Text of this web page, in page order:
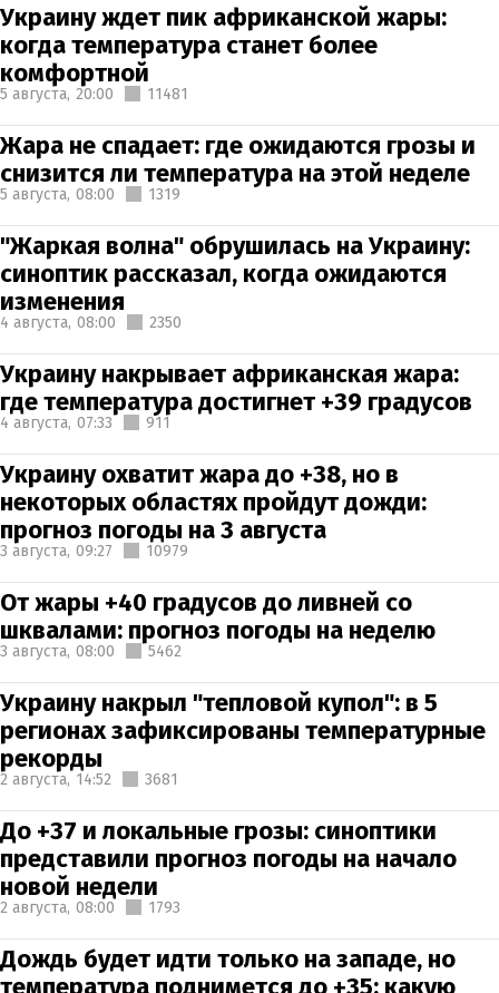
Украину ждет пик африканской жары:
когда температура станет более
комфортной
5 августа, 20:00 11481
Жара не спадает: где ожидаются грозы и
снизится ли температура на этой неделе
5 августа, 08:00 1319
"Жаркая волна" обрушилась на Украину:
синоптик рассказал, когда ожидаются
изменения
4 августа, 08:00 2350
Украину накрывает африканская жара:
где температура достигнет +39 градусов
4 августа, 07:33 911
Украину охватит жара до +38, но в
некоторых областях пройдут дожди:
прогноз погоды на 3 августа
3 августа, 09:27 10979
От жары +40 градусов до ливней со
шквалами: прогноз погоды на неделю
3 августа, 08:00 5462
Украину накрыл "тепловой купол": в 5
регионах зафиксированы температурные
рекорды
2 августа, 14:52 3681
До +37 и локальные грозы: синоптики
представили прогноз погоды на начало
новой недели
2 августа, 08:00 1793
Дождь будет идти только на западе, но
температура поднимется до +35: какую